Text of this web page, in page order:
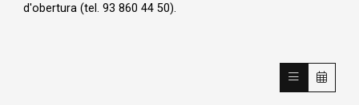
d'obertura (tel. 93 860 44 50).